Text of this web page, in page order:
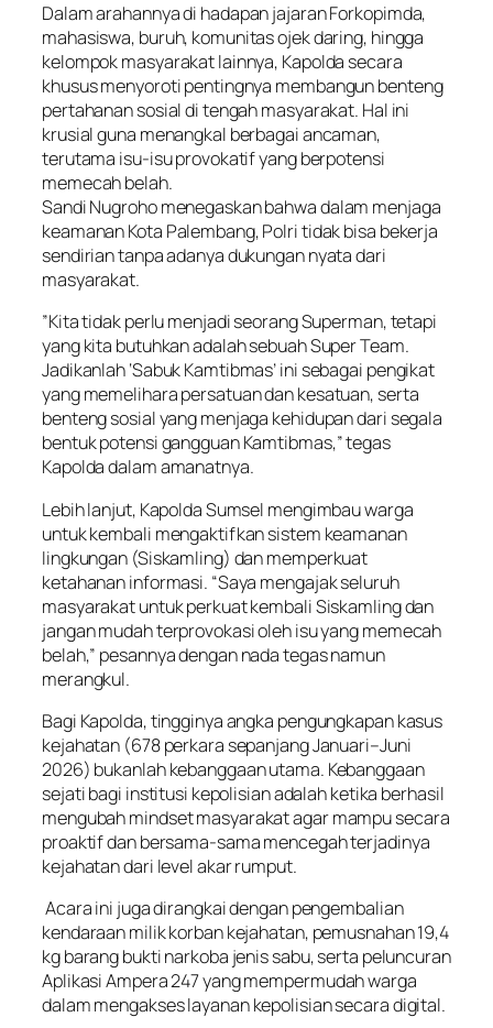
​Dalam arahannya di hadapan jajaran Forkopimda,
mahasiswa, buruh, komunitas ojek daring, hingga
kelompok masyarakat lainnya, Kapolda secara
khusus menyoroti pentingnya membangun benteng
pertahanan sosial di tengah masyarakat. Hal ini
krusial guna menangkal berbagai ancaman,
terutama isu-isu provokatif yang berpotensi
memecah belah.
​Sandi Nugroho menegaskan bahwa dalam menjaga
keamanan Kota Palembang, Polri tidak bisa bekerja
sendirian tanpa adanya dukungan nyata dari
masyarakat.
​”Kita tidak perlu menjadi seorang Superman, tetapi
yang kita butuhkan adalah sebuah Super Team.
Jadikanlah ‘Sabuk Kamtibmas’ ini sebagai pengikat
yang memelihara persatuan dan kesatuan, serta
benteng sosial yang menjaga kehidupan dari segala
bentuk potensi gangguan Kamtibmas,” tegas
Kapolda dalam amanatnya.
​Lebih lanjut, Kapolda Sumsel mengimbau warga
untuk kembali mengaktifkan sistem keamanan
lingkungan (Siskamling) dan memperkuat
ketahanan informasi. “Saya mengajak seluruh
masyarakat untuk perkuat kembali Siskamling dan
jangan mudah terprovokasi oleh isu yang memecah
belah,” pesannya dengan nada tegas namun
merangkul.
​Bagi Kapolda, tingginya angka pengungkapan kasus
kejahatan (678 perkara sepanjang Januari–Juni
2026) bukanlah kebanggaan utama. Kebanggaan
sejati bagi institusi kepolisian adalah ketika berhasil
mengubah mindset masyarakat agar mampu secara
proaktif dan bersama-sama mencegah terjadinya
kejahatan dari level akar rumput.
​ Acara ini juga dirangkai dengan pengembalian
kendaraan milik korban kejahatan, pemusnahan 19,4
kg barang bukti narkoba jenis sabu, serta peluncuran
Aplikasi Ampera 247 yang mempermudah warga
dalam mengakses layanan kepolisian secara digital.